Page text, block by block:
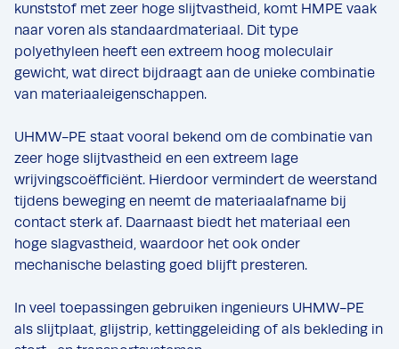
kunststof met zeer hoge slijtvastheid, komt HMPE vaak
naar voren als standaardmateriaal. Dit type
polyethyleen heeft een extreem hoog moleculair
gewicht, wat direct bijdraagt aan de unieke combinatie
van materiaaleigenschappen.
UHMW-PE staat vooral bekend om de combinatie van
zeer hoge slijtvastheid en een extreem lage
wrijvingscoëfficiënt. Hierdoor vermindert de weerstand
tijdens beweging en neemt de materiaalafname bij
contact sterk af. Daarnaast biedt het materiaal een
hoge slagvastheid, waardoor het ook onder
mechanische belasting goed blijft presteren.
In veel toepassingen gebruiken ingenieurs UHMW-PE
als slijtplaat, glijstrip, kettinggeleiding of als bekleding in